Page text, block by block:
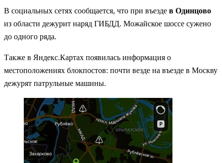
В социальных сетях сообщается, что при въезде в Одинцово
из области дежурит наряд ГИБДД. Можайское шоссе сужено
до одного ряда.
Также в Яндекс.Картах появилась информация о
местоположениях блокпостов: почти везде на въезде в Москву
дежурят патрульные машины.